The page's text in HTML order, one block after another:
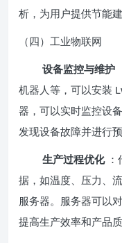
析，为用户提供节能
（四）工业物联网
设备监控与维护
机器人等，可以安装
器，可以实时监控设
发现设备故障并进行
生产过程优化
据，如温度、压力、
服务器。服务器可以
提高生产效率和产品质